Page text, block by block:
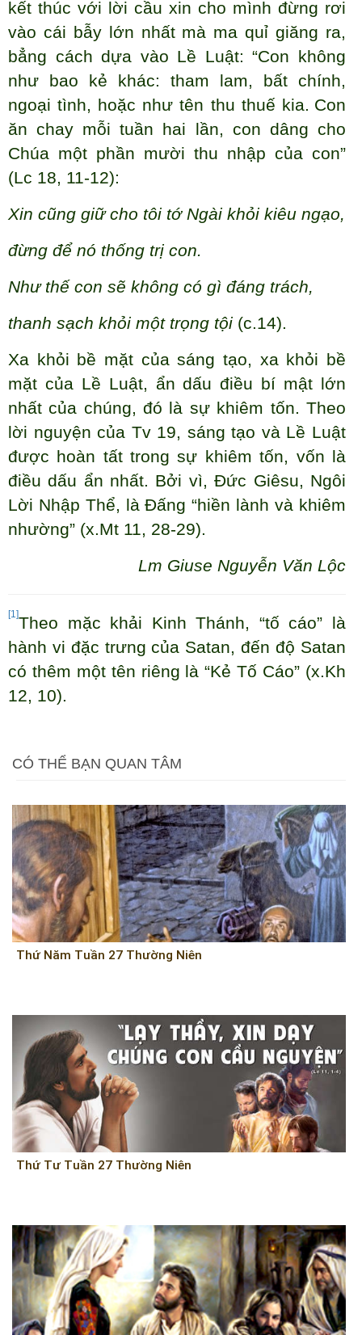
kết thúc với lời cầu xin cho mình đừng rơi
vào cái bẫy lớn nhất mà ma quỉ giăng ra,
bẳng cách dựa vào Lề Luật: “Con không
như bao kẻ khác: tham lam, bất chính,
ngoại tình, hoặc như tên thu thuế kia. Con
ăn chay mỗi tuần hai lần, con dâng cho
Chúa một phần mười thu nhập của con”
(Lc 18, 11-12):
Xin cũng giữ cho tôi tớ Ngài khỏi kiêu ngạo,
đừng để nó thống trị con.
Như thế con sẽ không có gì đáng trách,
thanh sạch khỏi một trọng tội (c.14).
Xa khỏi bề mặt của sáng tạo, xa khỏi bề
mặt của Lề Luật, ẩn dấu điều bí mật lớn
nhất của chúng, đó là sự khiêm tốn. Theo
lời nguyện của Tv 19, sáng tạo và Lề Luật
được hoàn tất trong sự khiêm tốn, vốn là
điều dấu ẩn nhất. Bởi vì, Đức Giêsu, Ngôi
Lời Nhập Thể, là Đấng “hiền lành và khiêm
nhường” (x.Mt 11, 28-29).
Lm Giuse Nguyễn Văn Lộc
[1]Theo mặc khải Kinh Thánh, “tố cáo” là
hành vi đặc trưng của Satan, đến độ Satan
có thêm một tên riêng là “Kẻ Tố Cáo” (x.Kh
12, 10).
CÓ THỂ BẠN QUAN TÂM
Thứ Năm Tuần 27 Thường Niên
Thứ Tư Tuần 27 Thường Niên